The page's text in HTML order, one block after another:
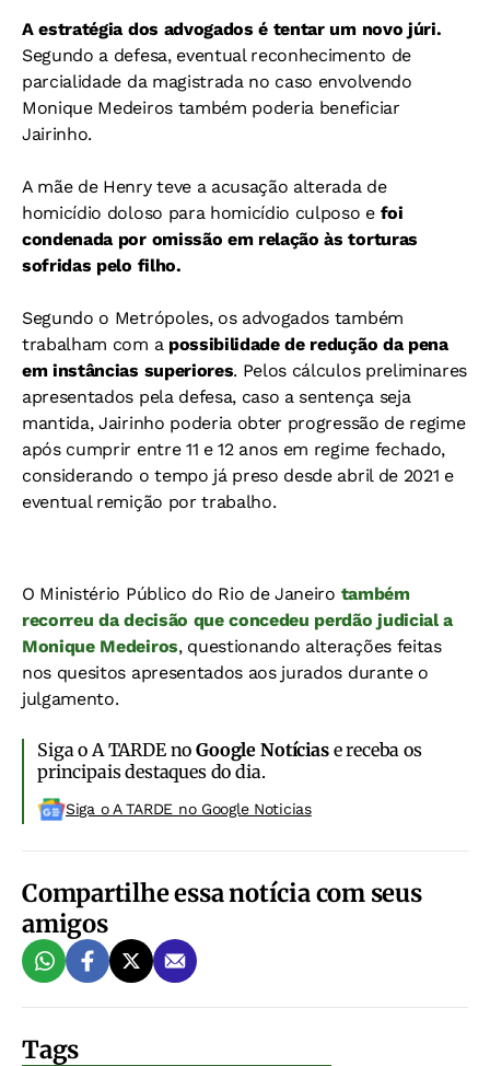
A estratégia dos advogados é tentar um novo júri.
Segundo a defesa, eventual reconhecimento de
parcialidade da magistrada no caso envolvendo
Monique Medeiros também poderia beneficiar
Jairinho.
A mãe de Henry teve a acusação alterada de
homicídio doloso para homicídio culposo efoi
condenada por omissão em relação às torturas
sofridas pelo filho.
Segundo o Metrópoles, os advogados também
trabalham com a possibilidade de redução da pena
em instâncias superiores. Pelos cálculos preliminares
apresentados pela defesa, caso a sentença seja
mantida, Jairinho poderia obter progressão de regime
após cumprir entre 11 e 12 anos em regime fechado,
considerando o tempo já preso desde abril de 2021 e
eventual remição por trabalho.
O Ministério Público do Rio de Janeiro também
recorreu da decisão que concedeu perdão judicial a
Monique Medeiros, questionando alterações feitas
nos quesitos apresentados aos jurados durante o
julgamento.
Siga o A TARDE noGoogle Notíciase receba os
principais destaques do dia.
Siga o A TARDE no Google Noticias
Compartilhe essa notícia com seus
amigos
Tags